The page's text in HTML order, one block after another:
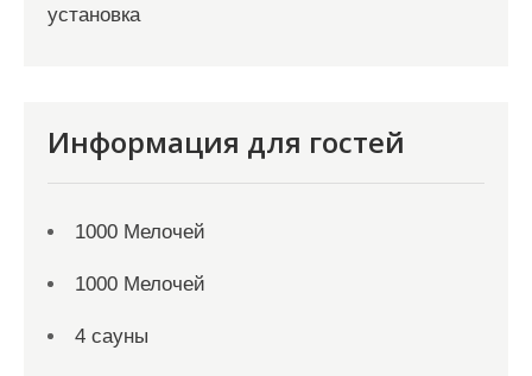
установка
Информация для гостей
1000 Мелочей
1000 Мелочей
4 сауны